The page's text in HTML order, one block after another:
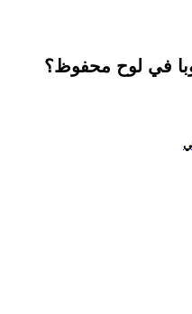
في لوح محفوظ؟